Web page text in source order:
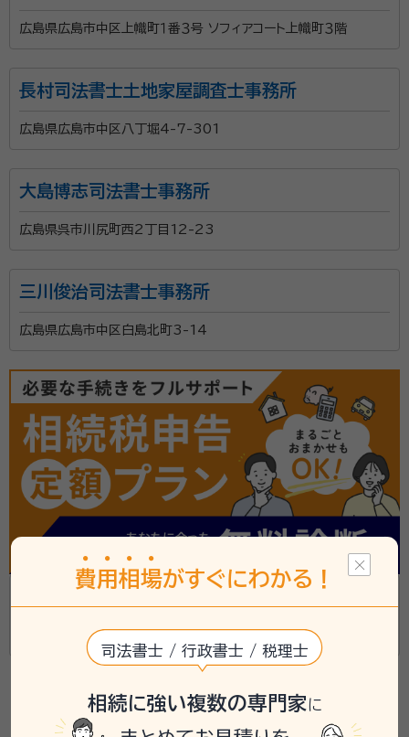
広島県広島市中区上幟町１番３号 ソフィアコート上幟町３階
長村司法書士土地家屋調査士事務所
広島県広島市中区八丁堀4-7-301
大島博志司法書士事務所
広島県呉市川尻町西2丁目12-23
三川俊治司法書士事務所
広島県広島市中区白島北町3-14
広島県廿日市市新宮1丁目13-20
費用 相場がすぐにわかる！
司法書士 / 行政書士 / 税理士
相続に強い複数の専門家に